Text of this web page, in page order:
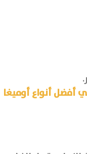
علي أفضل أنواع أوميغا